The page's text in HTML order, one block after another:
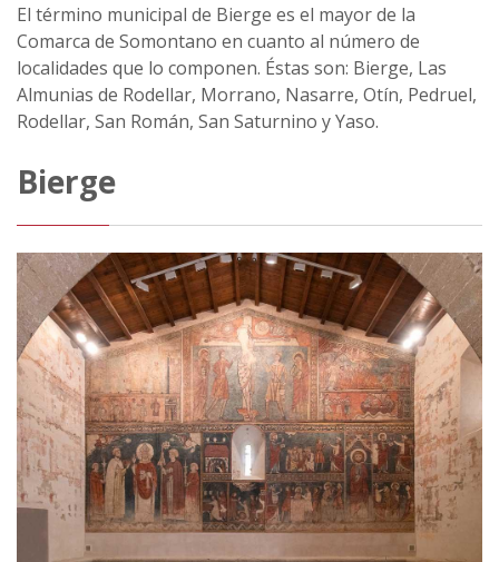
El término municipal de Bierge es el mayor de la
Comarca de Somontano en cuanto al número de
localidades que lo componen. Éstas son: Bierge, Las
Almunias de Rodellar, Morrano, Nasarre, Otín, Pedruel,
Rodellar, San Román, San Saturnino y Yaso.
Bierge